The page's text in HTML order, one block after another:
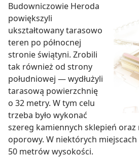
Budowniczowie Heroda
powiększyli
ukształtowany tarasowo
teren po północnej
stronie świątyni. Zrobili
tak również od strony
południowej — wydłużyli
tarasową powierzchnię
o 32 metry. W tym celu
trzeba było wykonać
szereg kamiennych sklepień
oporowy. W niektórych
50 metrów wysokości.